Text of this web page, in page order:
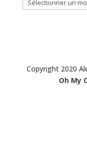
Copyright 2020
Oh My